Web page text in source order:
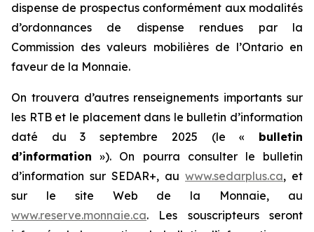
dispense de prospectus conformément aux modalités
d’ordonnances de dispense rendues par la
Commission des valeurs mobilières de l’Ontario en
faveur de la Monnaie.
On trouvera d’autres renseignements importants sur
les RTB et le placement dans le bulletin d’information
daté du 3 septembre 2025 (le « bulletin
d’information »). On pourra consulter le bulletin
d’information sur SEDAR+, au www.sedarplus.ca, et
sur le site Web de la Monnaie, au
www.reserve.monnaie.ca. Les souscripteurs seront